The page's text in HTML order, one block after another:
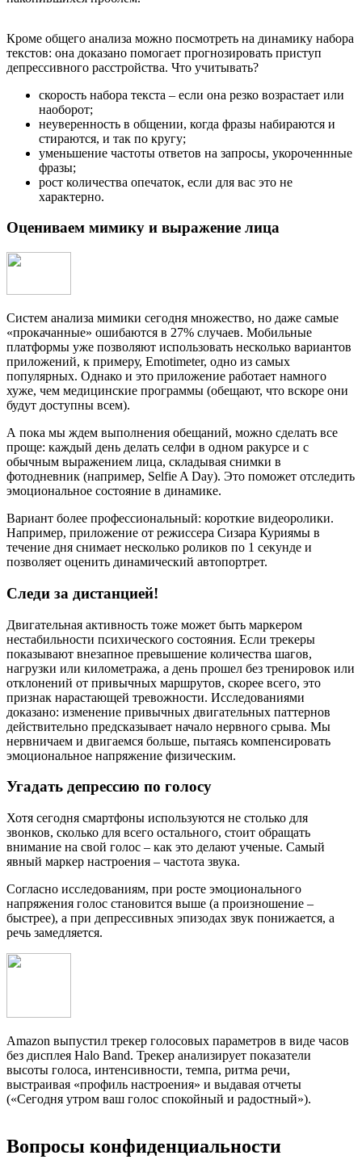
Кроме общего анализа можно посмотреть на динамику набора
текстов: она доказано помогает прогнозировать приступ
депрессивного расстройства. Что учитывать?
скорость набора текста – если она резко возрастает или
наоборот;
неуверенность в общении, когда фразы набираются и
стираются, и так по кругу;
уменьшение частоты ответов на запросы, укороченнные
фразы;
рост количества опечаток, если для вас это не
характерно.
Оцениваем мимику и выражение лица
Систем анализа мимики сегодня множество, но даже самые
«прокачанные» ошибаются в 27% случаев. Мобильные
платформы уже позволяют использовать несколько вариантов
приложений, к примеру, Emotimeter, одно из самых
популярных. Однако и это приложение работает намного
хуже, чем медицинские программы (обещают, что вскоре они
будут доступны всем).
А пока мы ждем выполнения обещаний, можно сделать все
проще: каждый день делать селфи в одном ракурсе и с
обычным выражением лица, складывая снимки в
фотодневник (например, Selfie A Day). Это поможет отследить
эмоциональное состояние в динамике.
Вариант более профессиональный: короткие видеоролики.
Например, приложение от режиссера Сизара Куриямы в
течение дня снимает несколько роликов по 1 секунде и
позволяет оценить динамический автопортрет.
Следи за дистанцией!
Двигательная активность тоже может быть маркером
нестабильности психического состояния. Если трекеры
показывают внезапное превышение количества шагов,
нагрузки или километража, а день прошел без тренировок или
отклонений от привычных маршрутов, скорее всего, это
признак нарастающей тревожности. Исследованиями
доказано: изменение привычных двигательных паттернов
действительно предсказывает начало нервного срыва. Мы
нервничаем и двигаемся больше, пытаясь компенсировать
эмоциональное напряжение физическим.
Угадать депрессию по голосу
Хотя сегодня смартфоны используются не столько для
звонков, сколько для всего остального, стоит обращать
внимание на свой голос – как это делают ученые. Самый
явный маркер настроения – частота звука.
Согласно исследованиям, при росте эмоционального
напряжения голос становится выше (а произношение –
быстрее), а при депрессивных эпизодах звук понижается, а
речь замедляется.
Amazon выпустил трекер голосовых параметров в виде часов
без дисплея Halo Band. Трекер анализирует показатели
высоты голоса, интенсивности, темпа, ритма речи,
выстраивая «профиль настроения» и выдавая отчеты
(«Сегодня утром ваш голос спокойный и радостный»).
Вопросы конфиденциальности